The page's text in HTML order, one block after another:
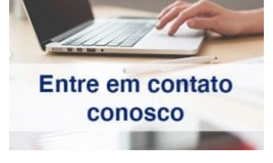
Deixe seu comentário
Enviar resposta